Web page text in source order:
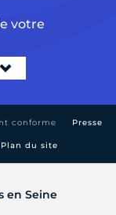
en Seine
votre
conforme Presse
Plan du site